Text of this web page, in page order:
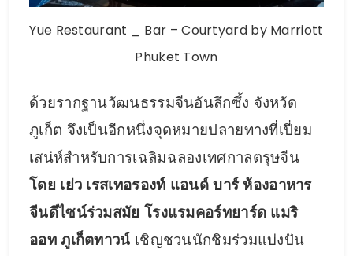
Yue Restaurant _ Bar – Courtyard by Marriott
Phuket Town
ด้วยรากฐานวัฒนธรรมจีนอันลึกซึ้ง จังหวัด
ภูเก็ต จึงเป็นอีกหนึ่งจุดหมายปลายทางที่เปี่ยม
เสน่ห์สำหรับการเฉลิมฉลองเทศกาลตรุษจีน
โดย เย่ว เรสเทอรองท์ แอนด์ บาร์ ห้องอาหาร
จีนดีไซน์ร่วมสมัย โรงแรมคอร์ทยาร์ด แมริ
ออท ภูเก็ตทาวน์ เชิญชวนนักชิมร่วมแบ่งปัน